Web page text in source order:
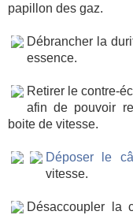
papillon des gaz.
Débrancher la
essence.
Retirer le contre-
afin de pouvoir
boite de vitesse.
Déposer le
vitesse.
Désaccoupler la